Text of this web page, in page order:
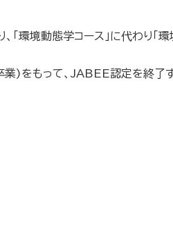
環境動態学コース」に代わり「
もって、JABEE認定を終了す